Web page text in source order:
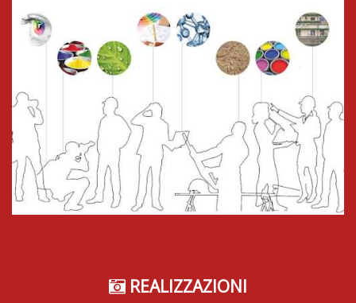
REALIZZAZIONI